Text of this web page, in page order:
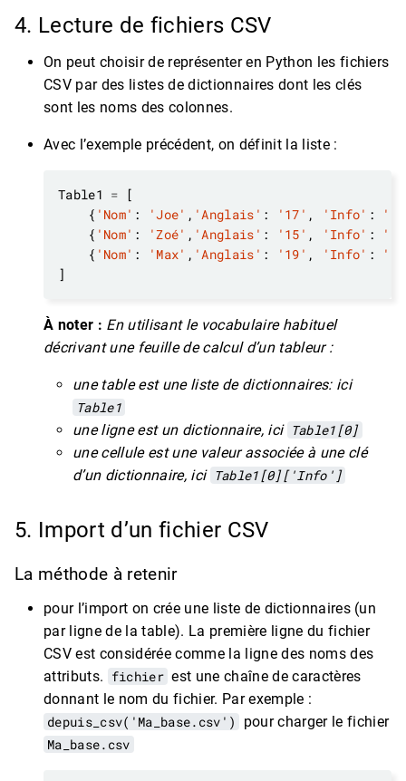
4. Lecture de fichiers CSV
On peut choisir de représenter en Python les fichiers
CSV par des listes de dictionnaires dont les clés
sont les noms des colonnes.
Avec l’exemple précédent, on définit la liste :
Table1 =
    {
'Nom' : 'Joe' , 'Anglais' : '17' , 'Info' :
    {
'Nom' : 'Zoé' , 'Anglais' : '15' , 'Info' :
    {
'Nom' : 'Max' , 'Anglais' : '19' , 'Info' :
À noter : En utilisant le vocabulaire habituel
décrivant une feuille de calcul d’un tableur :
une table est une liste de dictionnaires: ici
Table1
une ligne est un dictionnaire, ici Table1[0]
une cellule est une valeur associée à une clé
d’un dictionnaire, ici Table1[0]['Info']
5. Import d’un fichier CSV
La méthode à retenir
pour l’import on crée une liste de dictionnaires (un
par ligne de la table). La première ligne du fichier
CSV est considérée comme la ligne des noms des
attributs. fichier est une chaîne de caractères
donnant le nom du fichier. Par exemple :
depuis_csv('Ma_base.csv')
pour charger le fichier
Ma_base.csv